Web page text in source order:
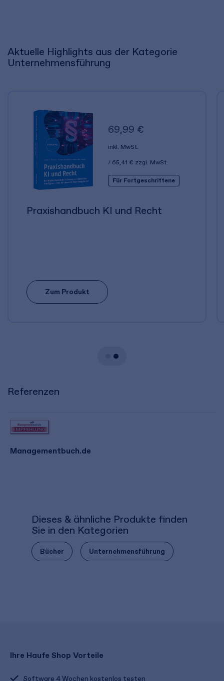
Aktuelle Highlights aus der Kategorie
Unternehmensführung
69,99 €
inkl. MwSt.
65,41 € zzgl. MwSt.
Für Fortgeschrittene
Praxishandbuch KI und Recht
Zum Produkt
Referenzen
Managementbuch.de
Dieses & ähnliche Produkte finden
Sie in den Kategorien
Bücher Unternehmensführung
Ihre Haufe Shop Vorteile
Software 4 Wochen kostenlos testen